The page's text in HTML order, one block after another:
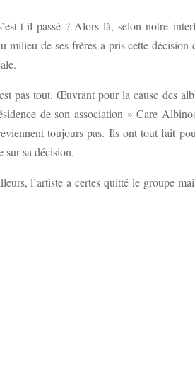
t-il passé ? Alors là, selon notre
milieu de ses frères a pris cette
pas tout. Œuvrant pour la cause des
de son association » Care
toujours pas. Ils ont tout fait
sur sa décision.
l’artiste a certes quitté le groupe